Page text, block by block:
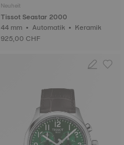
Neuheit
Tissot Seastar 2000
44 mm • Automatik • Keramik
925,00 CHF